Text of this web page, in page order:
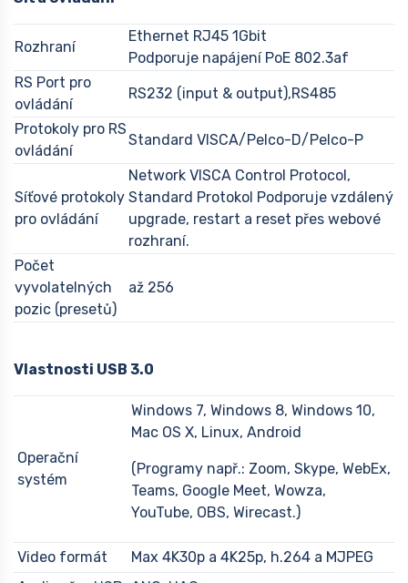
Rozhraní
Ethernet RJ45 1Gbit
Podporuje napájení PoE 802.3af
RS Port pro
ovládání
RS232 (input & output),RS485
Protokoly pro RS
ovládání
Standard VISCA/Pelco-D/Pelco-P
Síťové protokoly
pro ovládání
Network VISCA Control Protocol,
Standard Protokol Podporuje vzdálený
upgrade, restart a reset přes webové
rozhraní.
Počet
vyvolatelných
pozic (presetů)
až 256
Vlastnosti USB 3.0
Operační
systém
Windows 7, Windows 8, Windows 10,
Mac OS X, Linux, Android
(Programy např.: Zoom, Skype, WebEx,
Teams, Google Meet, Wowza,
YouTube, OBS, Wirecast.)
Video formát
Max 4K30p a 4K25p, h.264 a MJPEG